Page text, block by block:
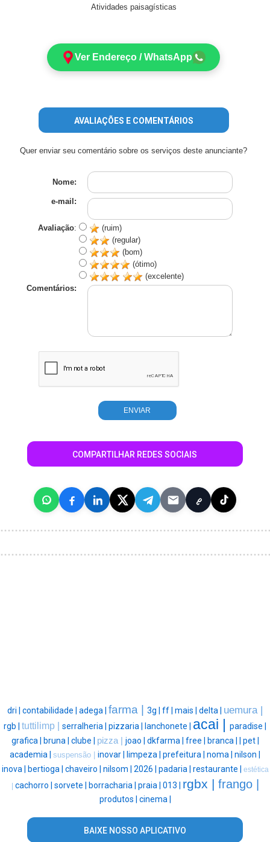
Atividades paisagísticas
Ver Endereço / WhatsApp
AVALIAÇÕES E COMENTÁRIOS
Quer enviar seu comentário sobre os serviços deste anunciante?
Nome:
e-mail:
Avaliação:
(ruim)
(regular)
(bom)
(ótimo)
(excelente)
Comentários:
COMPARTILHAR REDES SOCIAIS
dri | contabilidade | adega | farma | 3g | ff | mais | delta | uemura |
rgb | tuttilimp | serralheria | pizzaria | lanchonete | acai | paradise |
grafica |
bruna | clube | pizza | joao | dkfarma | free | branca |
pet |
academia | suspensão | inovar | limpeza | prefeitura | noma | nilson |
inova |
bertioga | chaveiro | nilsom | 2026 | padaria | restaurante |
estética
cachorro | sorvete | borracharia | praia | 013 | rgbx | frango |
produtos | cinema |
BAIXE NOSSO APLICATIVO